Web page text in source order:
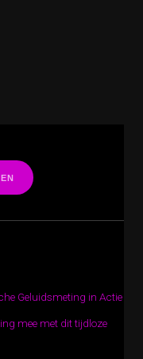
Geluidsmeting in Actie
mee met dit tijdloze